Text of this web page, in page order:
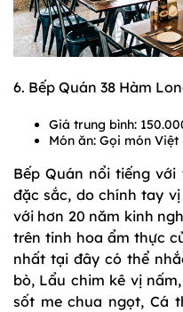
6. Bếp Quán 38 Hàm
Giá trung bình:
Món ăn: Gọi món Việt
Bếp Quán nổi tiếng
đặc sắc, do chính tay
với hơn 20 năm kinh
trên tinh hoa ẩm thực
nhất tại đây có thể
bò, Lẩu chim kê vị
sốt me chua ngọt, Cá